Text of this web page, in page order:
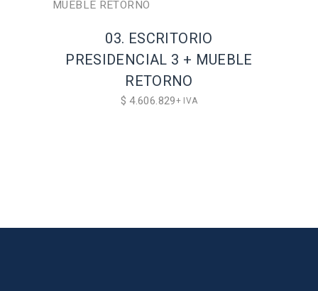
03. ESCRITORIO
PRESIDENCIAL 3 + MUEBLE
RETORNO
$ 4.606.829+ IVA